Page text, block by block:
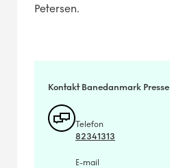
Petersen.
Kontakt Banedanmark Presse
Telefon
82341313
E-mail